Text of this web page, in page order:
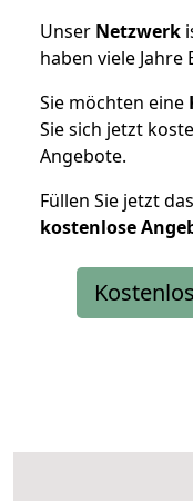
Unser Netzwerk
haben viele
Sie möchten eine
Sie sich jetzt
Angebote.
Füllen Sie jetzt
kostenlose